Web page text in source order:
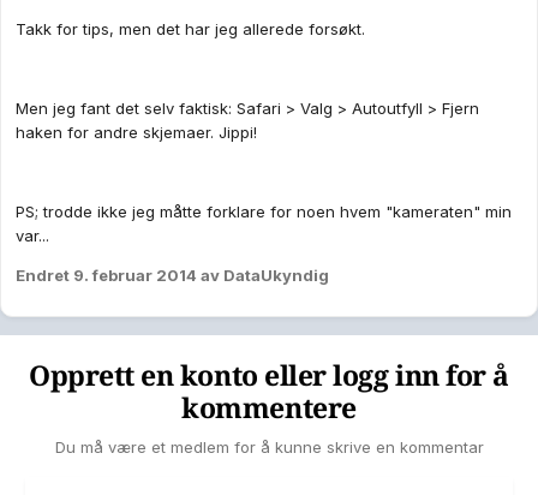
Takk for tips, men det har jeg allerede forsøkt.
Men jeg fant det selv faktisk: Safari > Valg > Autoutfyll > Fjern
haken for andre skjemaer. Jippi!
PS; trodde ikke jeg måtte forklare for noen hvem "kameraten" min
var...
Endret 9. februar 2014 av DataUkyndig
Opprett en konto eller logg inn for å
kommentere
Du må være et medlem for å kunne skrive en kommentar